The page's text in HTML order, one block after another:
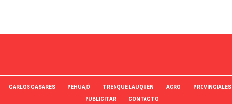
CARLOS CASARES PEHUAJÓ TRENQUE LAUQUEN AGRO PROVINCIALES
PUBLICITAR
CONTACTO